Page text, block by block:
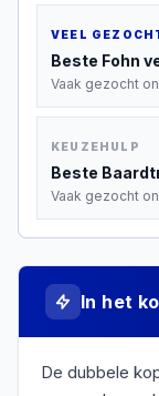
VEEL
Beste Fohn
Vaak gezocht
KEUZEHULP
Beste
Vaak gezocht
In het
De dubbele